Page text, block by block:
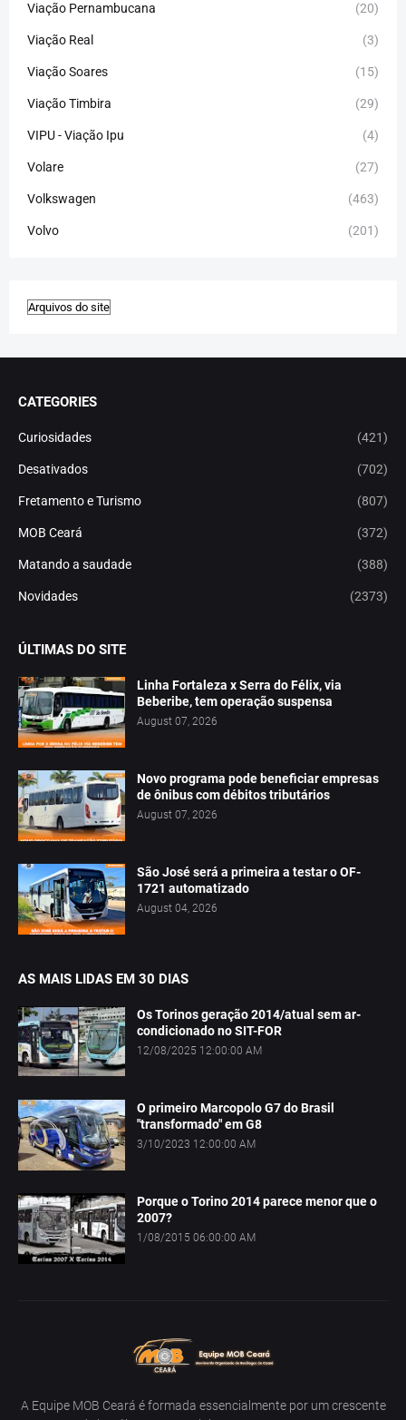
Viação Pernambucana (20)
Viação Real (3)
Viação Soares (15)
Viação Timbira (29)
VIPU - Viação Ipu (4)
Volare (27)
Volkswagen (463)
Volvo (201)
CATEGORIES
Curiosidades (421)
Desativados (702)
Fretamento e Turismo (807)
MOB Ceará (372)
Matando a saudade (388)
Novidades (2373)
ÚLTIMAS DO SITE
Linha Fortaleza x Serra do Félix, via
Beberibe, tem operação suspensa
August 07, 2026
Novo programa pode beneficiar empresas
de ônibus com débitos tributários
August 07, 2026
São José será a primeira a testar o OF-
1721 automatizado
August 04, 2026
AS MAIS LIDAS EM 30 DIAS
Os Torinos geração 2014/atual sem ar-
condicionado no SIT-FOR
12/08/2025 12:00:00 AM
O primeiro Marcopolo G7 do Brasil
"transformado" em G8
3/10/2023 12:00:00 AM
Porque o Torino 2014 parece menor que o
2007?
1/08/2015 06:00:00 AM
A Equipe MOB Ceará é formada essencialmente por um crescente